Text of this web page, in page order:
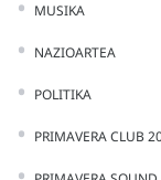
MUSIKA
NAZIOARTEA
POLITIKA
PRIMAVERA CLUB